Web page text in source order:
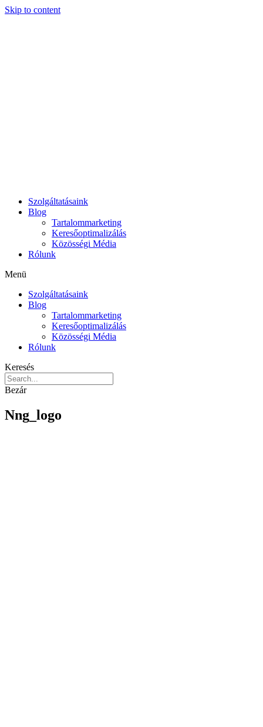
Skip to content
Szolgáltatásaink
Blog
Tartalommarketing
Keresőoptimalizálás
Közösségi Média
Rólunk
Menü
Szolgáltatásaink
Blog
Tartalommarketing
Keresőoptimalizálás
Közösségi Média
Rólunk
Keresés
Bezár
Nng_logo